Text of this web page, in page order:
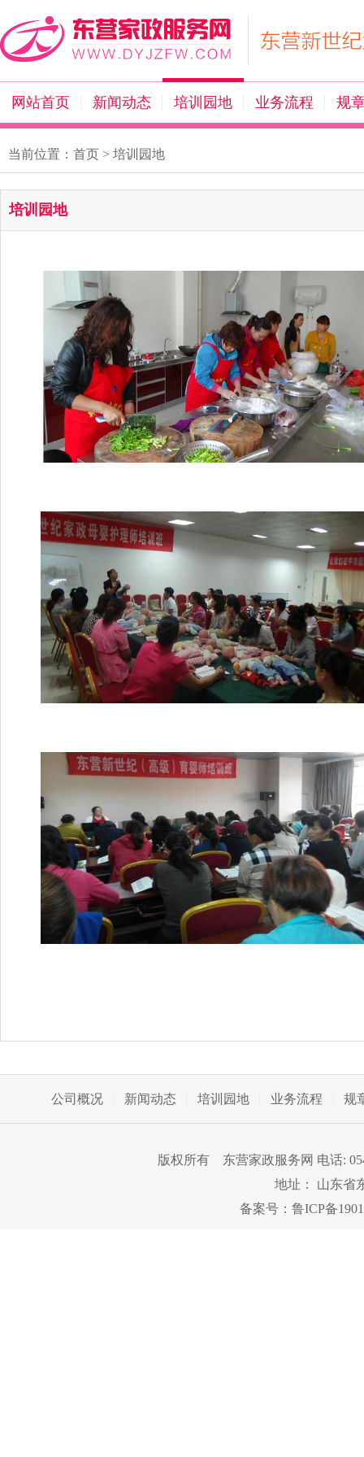
网站首页 新闻动态 培训园地 业务流程 规
当前位置： 首页 > 培训园地
培训园地
公司概况 新闻动态 培训园地 业务流程 规
版权所有 东营家政服务网 电话:
地址： 山东省
备案号： 鲁ICP备